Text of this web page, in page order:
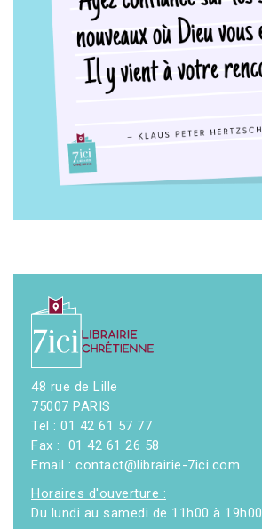
48 rue de Lille
75007 PARIS
Tel : 01 42 61 57 77
Fax : 01 42 61 26 58
Email : contact@librairie-7ici.com
Horaires d'ouverture :
Du lundi au samedi de 11h00 à 19h00